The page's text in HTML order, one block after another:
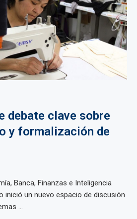
debate clave sobre
y formalización de
Banca, Finanzas e Inteligencia
inició un nuevo espacio de discusión
...